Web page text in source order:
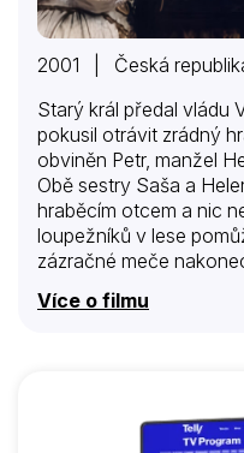
2001 | Česká
Starý král předal vládu
pokusil otrávit zrádný
obviněn Petr, manžel
Obě sestry Saša a
hraběcím otcem a nic
loupežníků v lese
zázračné meče
Více o filmu